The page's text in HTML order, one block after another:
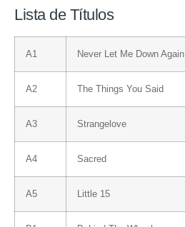
Lista de Títulos
A1 Never Let Me Down Again
A2 The Things You Said
A3 Strangelove
A4 Sacred
A5 Little 15